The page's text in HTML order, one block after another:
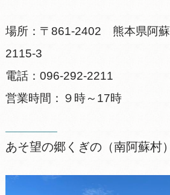
場所：〒861-2402 熊本県阿
2115-3
電話：096-292-2211
営業時間：９時～17時
あそ望の郷くぎの（南阿蘇村）